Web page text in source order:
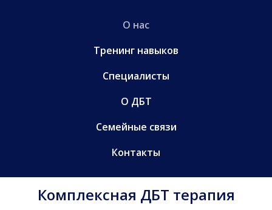
О нас
Тренинг навыков
Специалисты
О ДБТ
Семейные связи
Контакты
Комплексная ДБТ терапия